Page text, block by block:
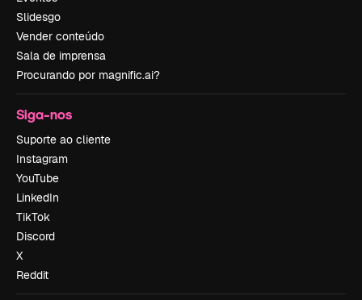
Slidesgo
Vender conteúdo
Sala de imprensa
Procurando por magnific.ai?
Siga-nos
Suporte ao cliente
Instagram
YouTube
LinkedIn
TikTok
Discord
X
Reddit